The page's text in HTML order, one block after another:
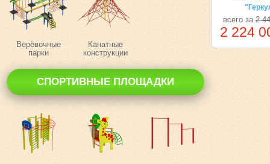
Верёвочные
парки
Канатные
конструкции
СПОРТИВНЫЕ ПЛОЩАДКИ
всего за2
2 224